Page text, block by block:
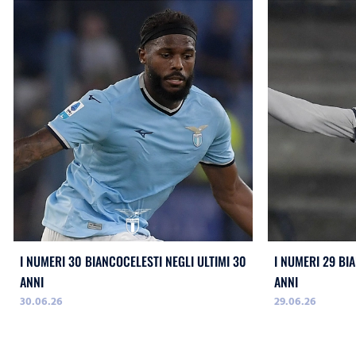
I NUMERI 30 BIANCOCELESTI NEGLI ULTIMI 30
ANNI
30.06.26
I NUMERI 29
ANNI
29.06.26